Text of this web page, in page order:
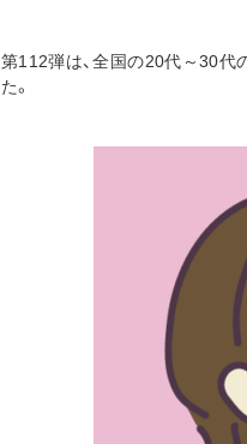
第112弾は、全国の20代～30代
た。